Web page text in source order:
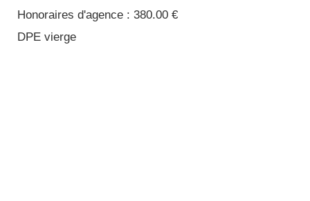
Honoraires d'agence : 380.00 €
DPE vierge